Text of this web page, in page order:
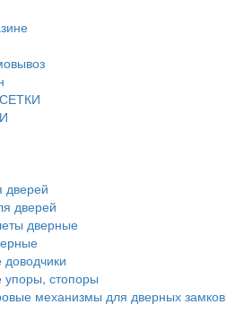
дверей
дверей
дверные
стопоры
механизмы для дверных замков